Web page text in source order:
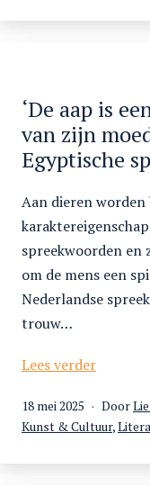
Amal
‘De aap is
van zijn
Egyptische
Aan dieren worden
spreekwoorden en
om de mens een
Nederlandse
trouw…
Lees verder‘De
is
een
Gepubliceerd
op
18 mei 2025 Door
Gecategoriseerd
Kunst & Cultuur,